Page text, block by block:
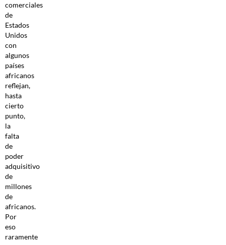
comerciales
de
Estados
Unidos
con
algunos
países
africanos
reflejan,
hasta
cierto
punto,
la
falta
de
poder
adquisitivo
de
millones
de
africanos.
Por
eso
raramente